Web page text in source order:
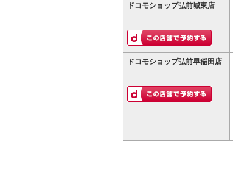
ドコモショップ弘前城東店
ドコモショップ弘前早稲田店